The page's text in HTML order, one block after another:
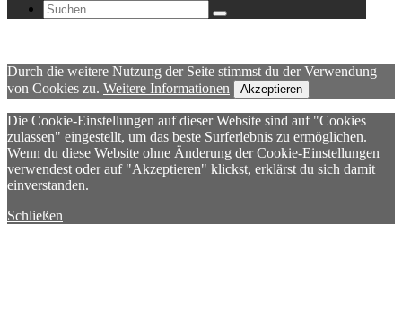
Durch die weitere Nutzung der Seite stimmst du der Verwendung
von Cookies zu. Weitere Informationen Akzeptieren
Die Cookie-Einstellungen auf dieser Website sind auf "Cookies
zulassen" eingestellt, um das beste Surferlebnis zu ermöglichen.
Wenn du diese Website ohne Änderung der Cookie-Einstellungen
verwendest oder auf "Akzeptieren" klickst, erklärst du sich damit
einverstanden.
Schließen